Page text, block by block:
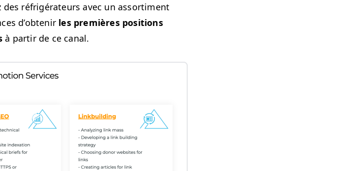
réfrigéra­teurs avec un assor­ti­ment
d’obtenir les pre­mières posi­tions
à par­tir de ce canal.